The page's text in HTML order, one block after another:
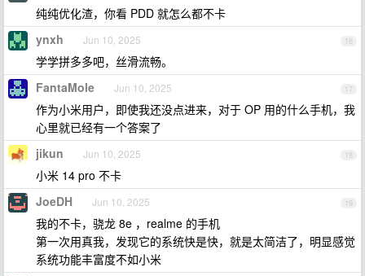
纯纯优化渣，你看 PDD 就怎么都不卡
16
ynxh Jun 10, 2025
学学拼多多吧，丝滑流畅。
17
FantaMole Jun 10, 2025
作为小米用户，即使我还没点进来，对于 OP 用的什么手机，我
心里就已经有一个答案了
18
jikun Jun 10, 2025
小米 14 pro 不卡
19
JoeDH Jun 10, 2025
我的不卡，骁龙 8e ，realme 的手机
第一次用真我，发现它的系统快是快，就是太简洁了，明显感觉
系统功能丰富度不如小米